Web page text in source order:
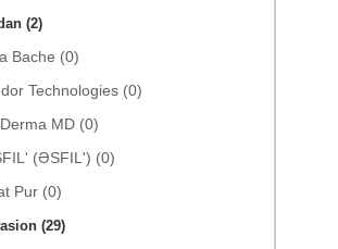
(2)
Bache (0)
Technologies (0)
MD (0)
(ƏSFIL') (0)
Pur (0)
(29)